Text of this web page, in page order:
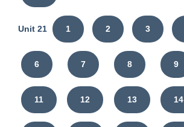
Unit 21 1 2 3
6 7 8 9
11 12 13 14